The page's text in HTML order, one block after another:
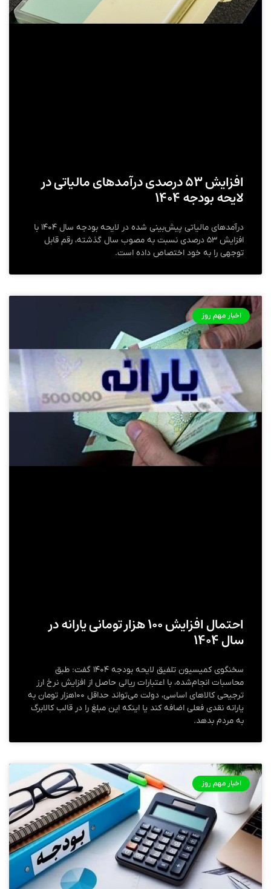
افزایش ۵۳ درصدی درآمد‌های مالیاتی در
لایحه بودجه ۱۴۰۴
درآمد‌های مالیاتی پیش‌بینی شده در لایحه بودجه سال ۱۴۰۴ با
افزایش ۵۳ درصدی نسبت به مصوب سال گذشته، رقم قابل
توجهی را به خود اختصاص داده است.
اخبار مهم روز
احتمال افزایش ۱۰۰ هزار تومانی یارانه در
سال ۱۴۰۴
سخنگوی کمیسیون تلفیق لایحه بودجه ۱۴۰۴ گفت: طبق
محاسبات انجام‌شده، با اعتبارات ریالی حاصل از افزایش نرخ ارز
ترجیحی کالاهای اساسی، دولت می‌تواند حداقل ۱۰۰هزار تومان به
یارانه‌ نقدی فعلی اضافه کند یا اینکه این مبلغ را در قالب کالابرگ
به مردم بدهد.
اخبار مهم روز